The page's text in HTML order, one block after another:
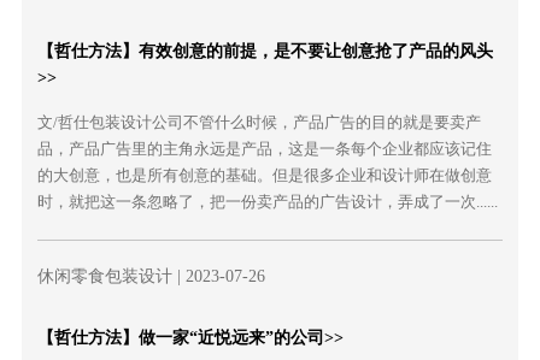
【哲仕方法】有效创意的前提，是不要让创意抢了产品的风头
>>
文/哲仕包装设计公司不管什么时候，产品广告的目的就是要卖产
品，产品广告里的主角永远是产品，这是一条每个企业都应该记住
的大创意，也是所有创意的基础。但是很多企业和设计师在做创意
时，就把这一条忽略了，把一份卖产品的广告设计，弄成了一次......
休闲零食包装设计| 2023-07-26
【哲仕方法】做一家“近悦远来”的公司>>